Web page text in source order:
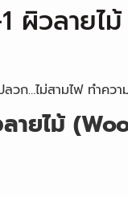
ผิวลายไ
ก…ไม่สามไฟ ทำควา
ายไม้